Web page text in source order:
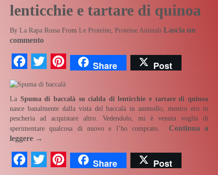
lenticchie e tartare di quinoa
By La Rapa Rossa From Le Proteine, Proteine Animali Lascia un
commento
Facebook
TwitterPinterest
Share Post
La Spuma di baccalà su cialda di lenticchie e tartare di quinoa
nasce banalmente dalla vista del baccalà in ammollo, mentro ero in
pescheria ad acquistare altro. Vedendolo, mi è venuta voglia di
sperimentare qualcosa di nuovo e l’ho comprato. Continua a
leggere →
Facebook
TwitterPinterest
Share Post